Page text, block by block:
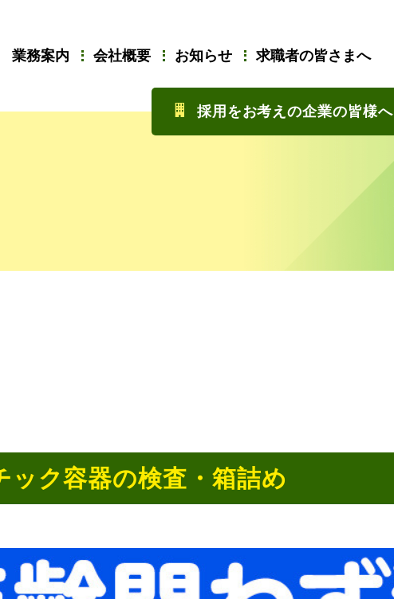
業務案内 会社概要 お知らせ 求職者の皆さまへ
採用をお考えの企業の皆様へ
ック容器の検査・箱詰め